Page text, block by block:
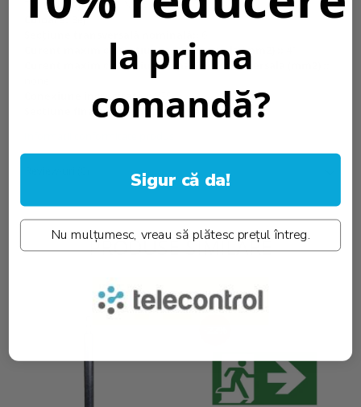
Tip montaj::Sina DIN (35 mm)
Culoare:
Bej
Curent maxim cu sectiunea transversala (mm2) ::
Curent maxim cu sectiunea maxima transversala (mm2) ::
Conexiune incrucisata ::YES
Sectiune finala ::YES
PRODUSE SIMILARE
la prima
comandă?
Sigur că da!
Nu mulțumesc, vreau să plătesc prețul întreg.